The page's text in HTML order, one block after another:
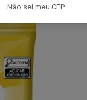
Não sei meu CEP